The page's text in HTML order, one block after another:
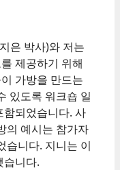
은 박사)와 저는
제공하기 위해
가방을 만드는
있도록 워크숍 일
되었습니다. 사
의 예시는 참가자
습니다. 지니는 이
습니다.